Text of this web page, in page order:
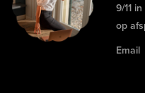
9/11
op
Email